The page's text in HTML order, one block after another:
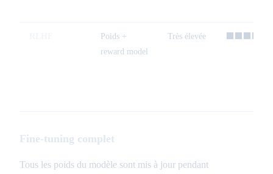
Poids +
reward model
Très élevée
Fine-tuning complet
Tous les poids du modèle sont mis à jour pendant